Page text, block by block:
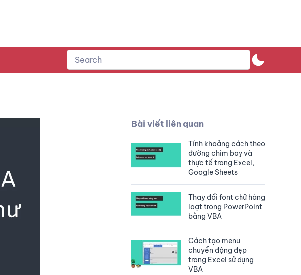
Bài viết liên quan
Tính khoảng cách theo
đường chim bay và
thực tế trong Excel,
Google Sheets
Thay đổi font chữ hàng
loạt trong PowerPoint
bằng VBA
Cách tạo menu
chuyển động đẹp
trong Excel sử dụng
VBA